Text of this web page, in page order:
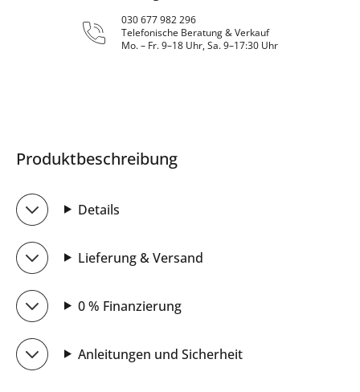
030 677 982 296
Telefonische Beratung & Verkauf
Mo. – Fr. 9–18 Uhr, Sa. 9–17:30 Uhr
Produktbeschreibung
Details
Lieferung & Versand
0 % Finanzierung
Anleitungen und Sicherheit